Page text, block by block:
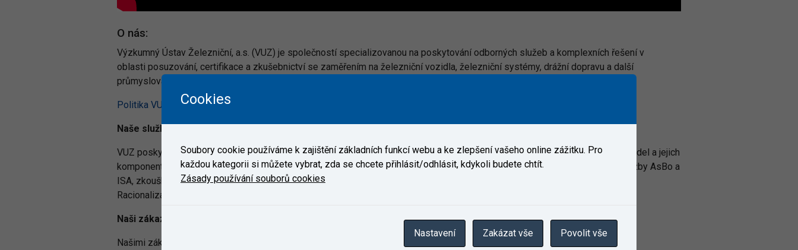
O nás:
Výzkumný Ústav Železniční, a.s. (VUZ) je společností specializovanou na poskytování odborných služeb a komplexních řešení v
oblasti posuzování, certifikace a zkušebnictví se zaměřením na železniční vozidla, železniční systémy, drážní dopravu a další
průmyslová odvětví.
Politika VUZ
Naše služby:
VUZ poskytuje specializované služby formou akreditovaných činností a zkušebnictví v oblasti infrastruktury, železničních vozidel a jejich
komponent. Zejména se jedná o posuzování interoperability – služby NoBo / DeBo, posuzování a hodnocení bezpečnosti služby AsBo a
ISA, zkoušky ITRM, dynamické zkoušení komponent, zkoušky ETCS, výpočet uhlíkové stopy, ESG, Kybernetická bezpečnost,
Racionalizace a další.
Naši zákazníci:
Našimi zákazníky jsou výrobci kolejových vozidel a komponentů pro železniční systémy a drážní dopravu, vlastníci železniční
Cookies
Soubory cookie používáme k zajištění základních funkcí webu a ke zlepšení vašeho online zážitku. Pro
každou kategorii si můžete vybrat, zda se chcete přihlásit/odhlásit, kdykoli budete chtít.
Zásady používání souborů cookies
Nastavení Zakázat vše Povolit vše